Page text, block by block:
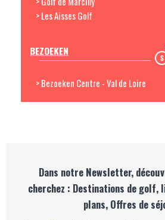
> Les Aisses Golf
BEZOEKEN
> Bezoeken Centre - Val de Loire
Dans notre Newsletter,
cherchez : Destinations de golf,
plans, Offres de